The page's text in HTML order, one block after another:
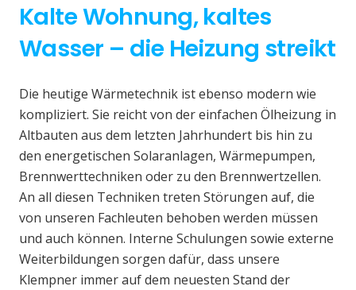
Kalte Wohnung, kaltes
Wasser – die Heizung streikt
Die heutige Wärmetechnik ist ebenso modern wie
kompliziert. Sie reicht von der einfachen Ölheizung in
Altbauten aus dem letzten Jahrhundert bis hin zu
den energetischen Solaranlagen, Wärmepumpen,
Brennwerttechniken oder zu den Brennwertzellen.
An all diesen Techniken treten Störungen auf, die
von unseren Fachleuten behoben werden müssen
und auch können. Interne Schulungen sowie externe
Weiterbildungen sorgen dafür, dass unsere
Klempner immer auf dem neuesten Stand der